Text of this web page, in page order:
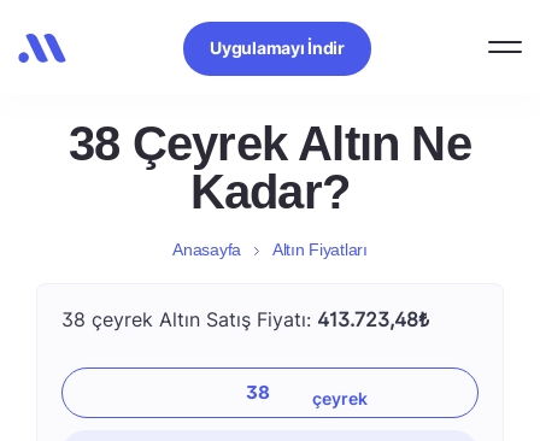
Uygulamayı İndir
38 Çeyrek Altın Ne
Kadar?
Anasayfa Altın Fiyatları
38 çeyrek Altın Satış Fiyatı: 413.723,48₺